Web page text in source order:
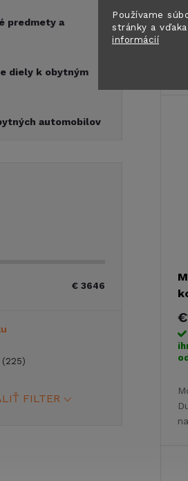
Používame
stránky a
informácií
predmety a
diely k obytným
automobilov
€ 3646
225
FILTER
-